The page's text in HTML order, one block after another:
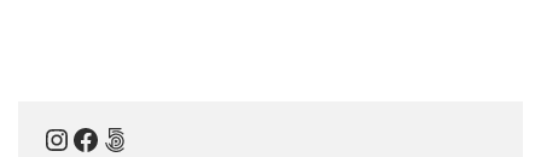
Instagram
Facebook
500px